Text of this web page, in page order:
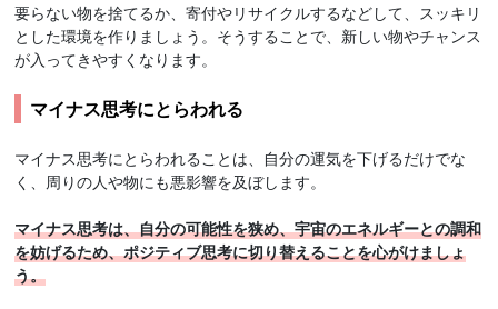
要らない物を捨てるか、寄付やリサイクルするなどして、スッキリ
とした環境を作りましょう。そうすることで、新しい物やチャンス
が入ってきやすくなります。
マイナス思考にとらわれる
マイナス思考にとらわれることは、自分の運気を下げるだけでな
く、周りの人や物にも悪影響を及ぼします。
マイナス思考は、自分の可能性を狭め、宇宙のエネルギーとの調和
を妨げるため、ポジティブ思考に切り替えることを心がけましょ
う。